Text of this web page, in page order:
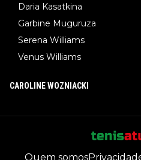
Daria Kasatkina
Garbine Muguruza
Serena Williams
Venus Williams
CAROLINE WOZNIACKI
Quem somos